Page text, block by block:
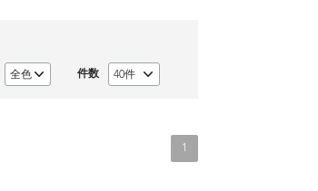
件数
1